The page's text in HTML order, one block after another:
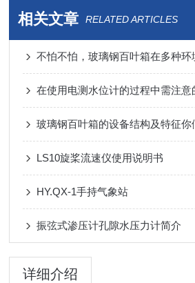
相关文章 RELATED ARTICLES
不怕不怕，玻璃钢百叶箱在多种环
在使用电测水位计的过程中需注
LS10旋桨流速仪使用说明书
HY.QX-1手持气象站
振弦式渗压计孔隙水压力计简介
详细介绍